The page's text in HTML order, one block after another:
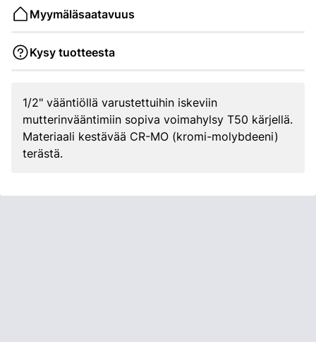
Myymäläsaatavuus
Kysy tuotteesta
1/2" vääntiöllä varustettuihin iskeviin
mutterinvääntimiin sopiva voimahylsy T50 kärjellä.
Materiaali kestävää CR-MO (kromi-molybdeeni)
terästä.